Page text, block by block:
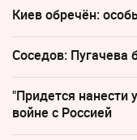
Киев обречён:
Соседов: Пугачева
"Придется нанести
войне с Россией